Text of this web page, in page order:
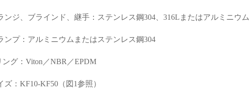
ンジ、ブラインド、継手：ステンレス鋼304、316Lまたはアルミニウム
ンプ：アルミニウムまたはステンレス鋼304
ング：Viton／NBR／EPDM
ズ：KF10-KF50（図1参照）